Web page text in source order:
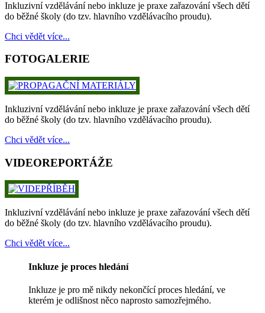
Inkluzivní vzdělávání nebo inkluze je praxe zařazování všech dětí
do běžné školy (do tzv. hlavního vzdělávacího proudu).
Chci vědět více...
FOTOGALERIE
Inkluzivní vzdělávání nebo inkluze je praxe zařazování všech dětí
do běžné školy (do tzv. hlavního vzdělávacího proudu).
Chci vědět více...
VIDEOREPORTÁŽE
Inkluzivní vzdělávání nebo inkluze je praxe zařazování všech dětí
do běžné školy (do tzv. hlavního vzdělávacího proudu).
Chci vědět více...
Inkluze je proces hledání
Inkluze je pro mě nikdy nekončící proces hledání, ve
kterém je odlišnost něco naprosto samozřejmého.